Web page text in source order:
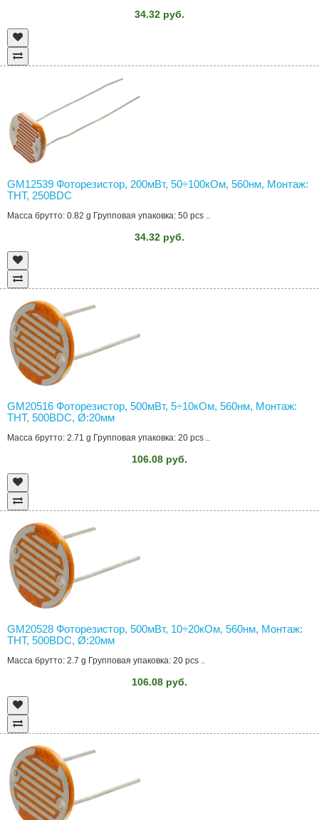
34.32 руб.
GM12539 Фоторезистор, 200мВт, 50÷100кОм, 560нм, Монтаж:
THT, 250ВDC
Масса брутто: 0.82 g Групповая упаковка: 50 pcs ..
34.32 руб.
GM20516 Фоторезистор, 500мВт, 5÷10кОм, 560нм, Монтаж:
THT, 500ВDC, Ø:20мм
Масса брутто: 2.71 g Групповая упаковка: 20 pcs ..
106.08 руб.
GM20528 Фоторезистор, 500мВт, 10÷20кОм, 560нм, Монтаж:
THT, 500ВDC, Ø:20мм
Масса брутто: 2.7 g Групповая упаковка: 20 pcs ..
106.08 руб.